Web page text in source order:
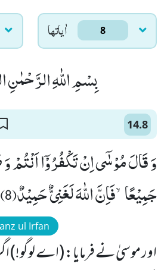
اٰياتها 8
بِسْمِ اللّٰهِ
14.8
وَ قَالَ مُوْسٰۤى اِنْ تَكْفُرُوْۤا اَنْتُمْ
جَمِیْعًاۙ-فَاِنَّ اللّٰهَ لَغَنِیٌّ حَمِیْدٌ(8)
ul Irfan
اور موسیٰ نے فرمایا: (اے لوگو!)